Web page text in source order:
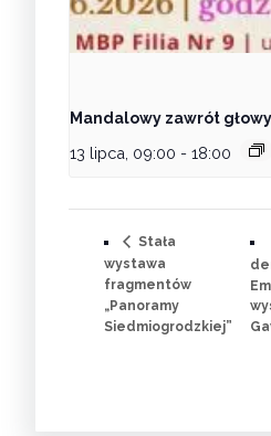
Mandalowy zawrót głowy
13 lipca, 09:00 - 18:00
Stała
wystawa
fragmentów
„Panoramy
Siedmiogrodzkiej”